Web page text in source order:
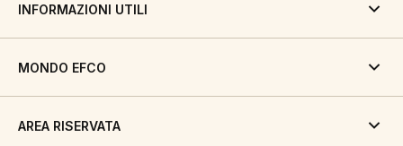
INFORMAZIONI UTILI
MONDO EFCO
AREA RISERVATA